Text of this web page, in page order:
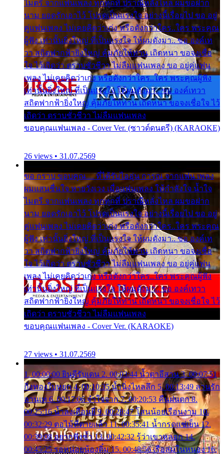
ไมตรี จากแฟนเพลง ทุกทุกที่ ปราณีหลั่งไหล ผมขอฝาก
นาม ยอดรักเอาไว้ โปรดเป็นแรงใจ อย่างนี้เรื่อยไป ขอ อยู่
คู่แฟนเพลง ไม่เคยคิดว่าเก่ง หรือดังกว่าใคร..ใคร พระคุณ
ผู้ฟัง เท่านั้นยิ่งใหญ่ ที่เป็นแรงใจ ให้ผมดังมา.. ขอ องค์เท
วา สถิตฟากฟ้ายิ่งใหญ่ คุ้มภัยให้ท่าน เถิดหนา ขอจงเชื่อ
ใจ ไว้เถิดว่า ตราบชั่วชีวา ไม่ลืมแฟนเพลง ขอ อยู่คู่แฟน
เพลง ไม่เคยคิดว่าเก่ง หรือดังกว่าใคร..ใคร พระคุณผู้ฟัง
เท่านั้นยิ่งใหญ่ ที่เป็นแรงใจ ให้ผมดังมา.. ขอ องค์เทวา
สถิตฟากฟ้ายิ่งใหญ่ คุ้มภัยให้ท่าน เถิดหนา ขอจงเชื่อใจ ไว้
เถิดว่า ตราบชั่วชีวา ไม่ลืมแฟนเพลง
ขอบคุณแฟนเพลง - Cover Ver. (ซาวด์ดนตรี) (KARAOKE)
26 views • 31.07.2569
ขอ กราบ ขอบคุณ.... ที่ได้รับไออุ่น การุณ จากแฟน เพลง
ผมแสนชื่นใจ หายวังเวง เมื่อแฟนเพลง ให้กำลังใจ น้ำใจ
ไมตรี จากแฟนเพลง ทุกทุกที่ ปราณีหลั่งไหล ผมขอฝาก
นาม ยอดรักเอาไว้ โปรดเป็นแรงใจ อย่างนี้เรื่อยไป ขอ อยู่
คู่แฟนเพลง ไม่เคยคิดว่าเก่ง หรือดังกว่าใคร..ใคร พระคุณ
ผู้ฟัง เท่านั้นยิ่งใหญ่ ที่เป็นแรงใจ ให้ผมดังมา.. ขอ องค์เท
วา สถิตฟากฟ้ายิ่งใหญ่ คุ้มภัยให้ท่าน เถิดหนา ขอจงเชื่อ
ใจ ไว้เถิดว่า ตราบชั่วชีวา ไม่ลืมแฟนเพลง ขอ อยู่คู่แฟน
เพลง ไม่เคยคิดว่าเก่ง หรือดังกว่าใคร..ใคร พระคุณผู้ฟัง
เท่านั้นยิ่งใหญ่ ที่เป็นแรงใจ ให้ผมดังมา.. ขอ องค์เทวา
สถิตฟากฟ้ายิ่งใหญ่ คุ้มภัยให้ท่าน เถิดหนา ขอจงเชื่อใจ ไว้
เถิดว่า ตราบชั่วชีวา ไม่ลืมแฟนเพลง
ขอบคุณแฟนเพลง - Cover Ver. (KARAOKE)
27 views • 31.07.2569
1. 00:00:00 ยินดีรับเดน 2. 00:03:44 น้ำตาอีสาน 3. 00:07:51
กิ่งทองใบหยก 4. 00:10:35 น้ำนิ่งไหลลึก 5. 00:13:49 ลานรัก
ลานเท 6. 00:17:06 จำใจจาก 7. 00:20:53 คืนฝนตก 8.
00:25:16 น้ำลงเดือนยี่ 9. 00:28:47 โสนน้อยเรือนงาม 10.
00:32:29 ตอไม้ที่ตายแล้ว 11. 00:35:41 น้ำกรดแช่เย็น 12.
00:39:08 อยากฟังซ้ำ 13. 00:42:32 รู้ว่าเขาหลอก 14.
00:45:25 รอหน่อยน้องติ๋ม 15. 00:48:56 เรือล่มในหนอง 16.